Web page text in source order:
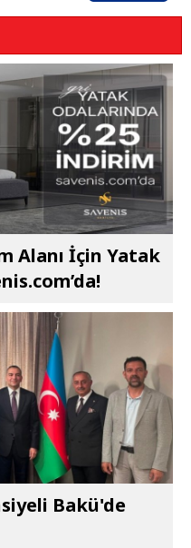
Alanı İçin Yatak
Bakü'de